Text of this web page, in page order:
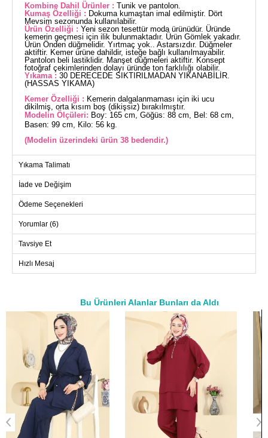
Kombine Dahil Ürünler : Tunik ve pantolon.
Kumaş Özelliği : Dokuma kumaştan imal edilmiştir. Dört
Mevsim sezonunda kullanılabilir.
Ürün Özelliği : Yeni sezon tesettür moda ürünüdür. Üründe
kemerin geçmesi için ilik bulunmaktadır. Ürün Gömlek yakadır.
Ürün Önden düğmelidir. Yırtmaç yok.. Astarsızdır. Düğmeler
aktiftir. Kemer ürüne dahildir, isteğe bağlı kullanılmayabilir.
Pantolon beli lastiklidir. Manşet düğmeleri aktiftir. Konsept
fotoğraf çekimlerinden dolayı üründe ton farklılığı olabilir.
Yıkama : 30 DERECEDE SIKTIRILMADAN YIKANABİLİR.
(HASSAS YIKAMA)
Kemer Özelliği : Kemerin dalgalanmaması için iki ucu
dikilmiş, orta kısım boş (dikişsiz) bırakılmıştır.
Modelin Ölçüleri: Boy: 165 cm, Göğüs: 88 cm, Bel: 68 cm,
Basen: 99 cm, Kilo: 56 kg.
(Modelin üzerindeki ürün 38 bedendir.)
Yeni sezonun vazgeçilmez parçası olan Tunik Kemerli 2'li
derecede hassas yıkama ile temizlenebilir. Dokuma kumaştan
üretilen bu ürün, gömlek yaka ve ön düğmeli tasarımıyla
gündelik kullanıma uygun. Kemer detayı ile stil sahibi bir
görünüm kazandıran tunik, isteğe bağlı olarak kemer
kullanımına da olanak tanır. Pantolonu ise rahat bir kullanım
için elastik bel tasarımına sahiptir. Tunik ve pantolonun manşet
düğmeleri aktif olarak kullanılabilir, böylece pratik bir kullanım
sunar.
Beden
Göğüs Bel
Boy
100 90
76
42
104 92
44
94
46
48
50
PANTOLON BEDEN
ÖLÇÜLERİ (CM)
Yıkama Talimatı
İade ve Değişim
Ödeme Seçenekleri
Yorumlar (6)
Tavsiye Et
Hızlı Mesaj
Bu Ürünleri Alanlar Bunları da Aldı
a>